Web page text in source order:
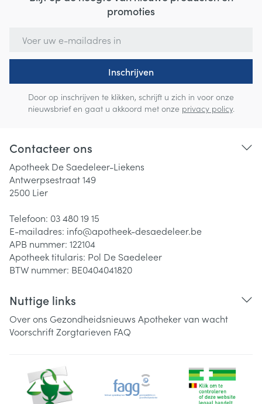
promoties
Inschrijven
Door op inschrijven te klikken, schrijft u zich in voor onze
nieuwsbrief en gaat u akkoord met onze privacy policy.
Contacteer ons
Apotheek De Saedeleer-Liekens
Antwerpsestraat 149
2500 Lier
Telefoon: 03 480 19 15
E-mailadres: info@apotheek-desaedeleer.be
APB nummer: 122104
Apotheek titularis: Pol De Saedeleer
BTW nummer: BE0404041820
Nuttige links
Over ons Gezondheidsnieuws Apotheker van wacht
VoorschriftZorgtarieven FAQ